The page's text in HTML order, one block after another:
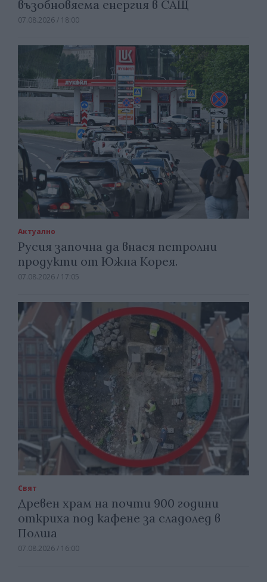
възобновяема енергия в САЩ
07.08.2026 / 18:00
Актуално
Русия започна да внася петролни
продукти от Южна Корея.
07.08.2026 / 17:05
Свят
Древен храм на почти 900 години
откриха под кафене за сладолед в
Полша
07.08.2026 / 16:00